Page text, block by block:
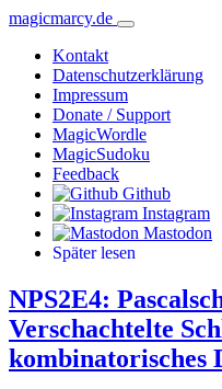
magicmarcy.de
Kontakt
Datenschutzerklärung
Impressum
Donate / Support
MagicWordle
MagicSudoku
Feedback
Github
Instagram
Mastodon
Später lesen
NPS2E4:
Verschachtelte
kombinatorisches